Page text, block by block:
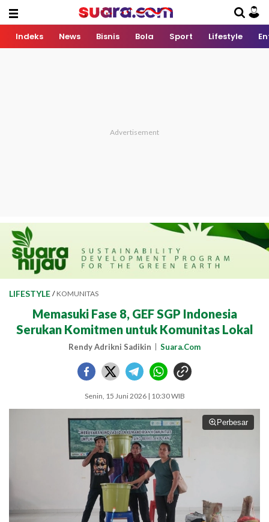
Indeks News Bisnis Bola Sport Lifestyle
LIFESTYLE / KOMUNITAS
Memasuki Fase 8, GEF SGP Indonesia
Serukan Komitmen untuk Komunitas Lokal
Rendy Adrikni Sadikin Suara.Com
Senin, 15 Juni 2026 | 10:30 WIB
Perbesar